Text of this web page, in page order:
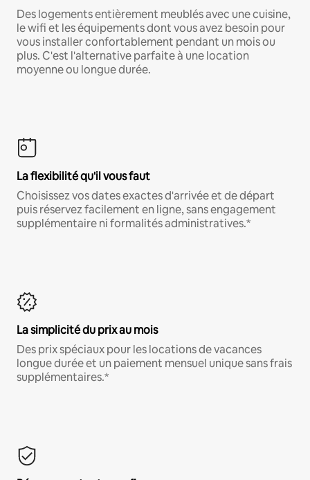
Des logements entièrement meublés avec une cuisine,
le wifi et les équipements dont vous avez besoin pour
vous installer confortablement pendant un mois ou
plus. C'est l'alternative parfaite à une location
moyenne ou longue durée.
La flexibilité qu'il vous faut
Choisissez vos dates exactes d'arrivée et de départ
puis réservez facilement en ligne, sans engagement
supplémentaire ni formalités administratives.*
La simplicité du prix au mois
Des prix spéciaux pour les locations de vacances
longue durée et un paiement mensuel unique sans frais
supplémentaires.*